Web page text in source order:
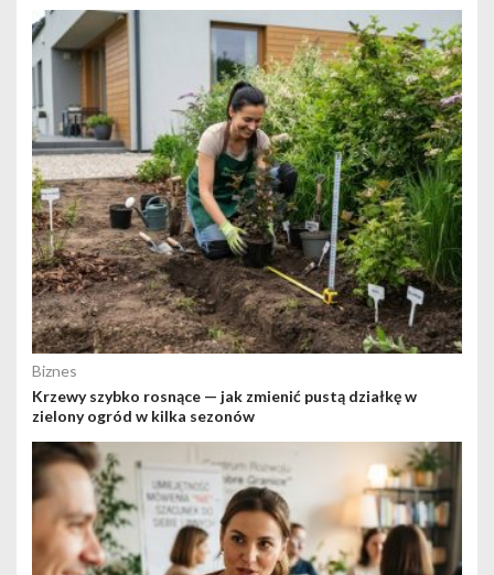
Biznes
Krzewy szybko rosnące — jak zmienić pustą działkę w
zielony ogród w kilka sezonów